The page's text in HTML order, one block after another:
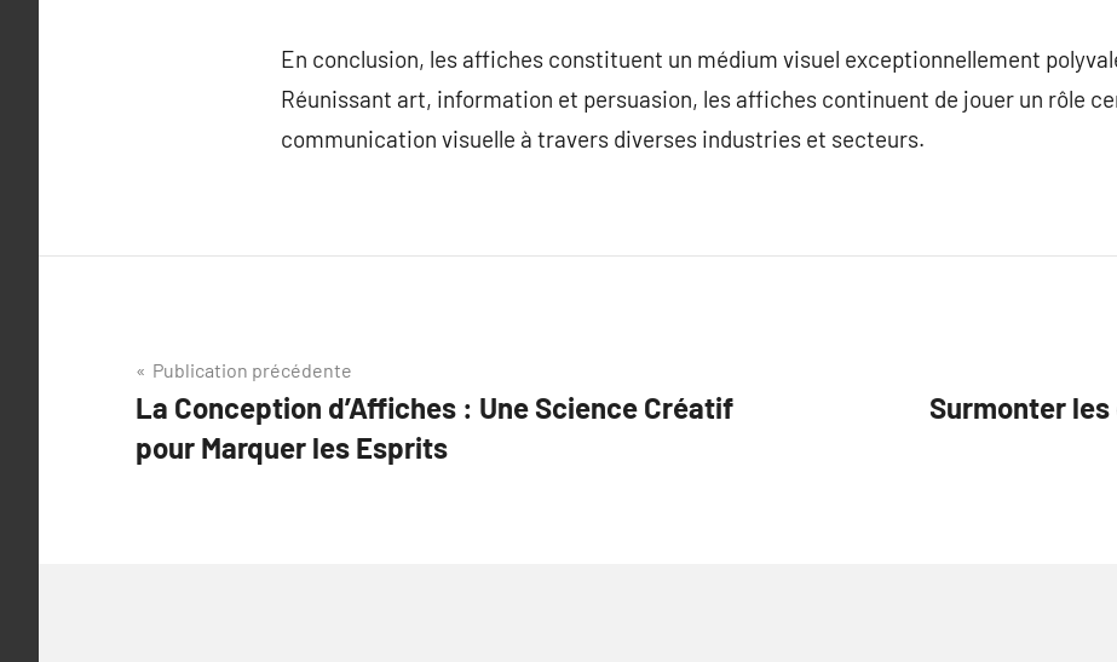
En conclusion, les affiches constituent un médium visuel exceptionnellement
Réunissant art, information et persuasion, les affiches continuent de jouer un rôle
communication visuelle à travers diverses industries et secteurs.
Navigation
de
l’article
Publication précédente
La Conception d’Affiches : Une Science Créatif
pour Marquer les Esprits
Surmonter